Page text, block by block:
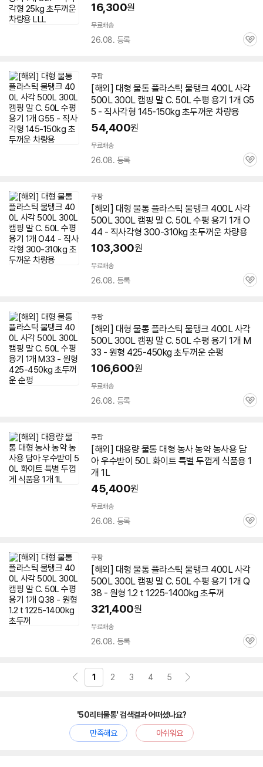
16,300원
무료배송
26.08. 등록
관
쿠팡
[해외] 대형 물통 플라스틱 물탱크 400L 사각
500L 300L 캠핑 말 C. 50L 수평 용기 1개 G5
5 - 직사각형 145-150kg 초두꺼운 차량용
54,400원
무료배송
26.08. 등록
관
쿠팡
[해외] 대형 물통 플라스틱 물탱크 400L 사각
500L 300L 캠핑 말 C. 50L 수평 용기 1개 O
44 - 직사각형 300-310kg 초두꺼운 차량용
103,300원
무료배송
26.08. 등록
관
쿠팡
[해외] 대형 물통 플라스틱 물탱크 400L 사각
500L 300L 캠핑 말 C. 50L 수평 용기 1개 M
33 - 원형 425-450kg 초두꺼운 순펑
106,600원
무료배송
26.08. 등록
관
쿠팡
[해외] 대용량물통 대형 농사 농약 농사용 담
아 우수받이 50L 화이트 특별 두껍게 식품용 1
개 1L
45,400원
무료배송
26.08. 등록
관
쿠팡
[해외] 대형 물통 플라스틱 물탱크 400L 사각
500L 300L 캠핑 말 C. 50L 수평 용기 1개 Q
38 - 원형 1.2 t 1225-1400kg 초두꺼
321,400원
무료배송
26.08. 등록
관
1 2 3 4 5
'50리터물통' 검색결과 어떠셨나요?
만족해요
아쉬워요